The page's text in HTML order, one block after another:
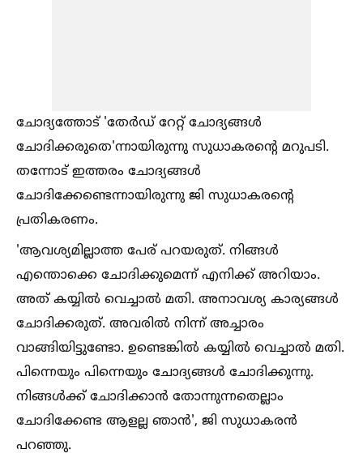
ചോദ്യത്തോട് 'തേർഡ് റേറ്റ് ചോദ്യങ്ങള്‍
ചോദിക്കരുതെ'ന്നായിരുന്നു സുധാകരന്റെ മറുപടി.
തന്നോട് ഇത്തരം ചോദ്യങ്ങള്‍
ചോദിക്കേണ്ടെന്നായിരുന്നു ജി സുധാകരന്റെ
പ്രതികരണം.
'ആവശ്യമില്ലാത്ത പേര് പറയരുത്. നിങ്ങള്‍
എന്തൊക്കെ ചോദിക്കുമെന്ന് എനിക്ക് അറിയാം.
അത് കയ്യില്‍ വെച്ചാല്‍ മതി. അനാവശ്യ കാര്യങ്ങള്‍
ചോദിക്കരുത്. അവരില്‍ നിന്ന് അച്ചാരം
വാങ്ങിയിട്ടുണ്ടോ. ഉണ്ടെങ്കില്‍ കയ്യില്‍ വെച്ചാല്‍ മതി.
പിന്നെയും പിന്നെയും ചോദ്യങ്ങള്‍ ചോദിക്കുന്നു.
നിങ്ങള്‍ക്ക് ചോദിക്കാൻ തോന്നുന്നതെല്ലാം
ചോദിക്കേണ്ട ആളല്ല ഞാൻ', ജി സുധാകരൻ
പറഞ്ഞു.